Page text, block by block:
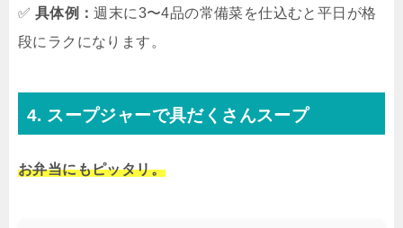
✅ 具体例：週末に3〜4品の常備菜を仕込むと平日が格
段にラクになります。
4. スープジャーで具だくさんスープ
お弁当にもピッタリ。